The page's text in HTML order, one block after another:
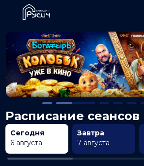
Расписание сеансов
Сегодня
6 августа
Завтра
7 августа